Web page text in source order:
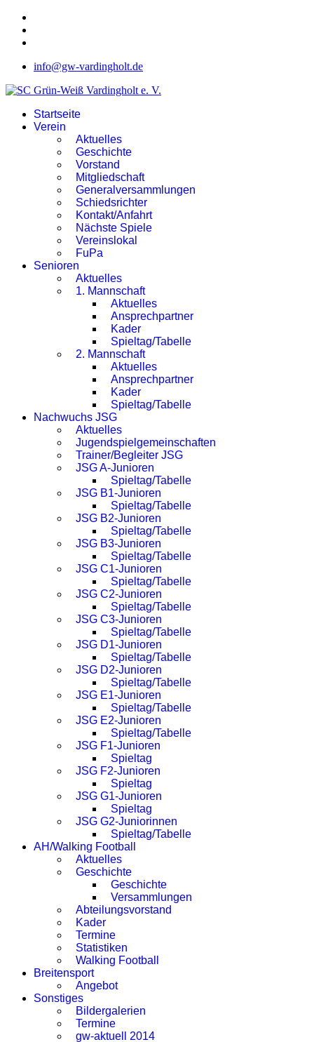
info@gw-vardingholt.de
Startseite
Verein
Aktuelles
Geschichte
Vorstand
Mitgliedschaft
Generalversammlungen
Schiedsrichter
Kontakt/Anfahrt
Nächste Spiele
Vereinslokal
FuPa
Senioren
Aktuelles
1. Mannschaft
Aktuelles
Ansprechpartner
Kader
Spieltag/Tabelle
2. Mannschaft
Aktuelles
Ansprechpartner
Kader
Spieltag/Tabelle
Nachwuchs JSG
Aktuelles
Jugendspielgemeinschaften
Trainer/Begleiter JSG
JSG A-Junioren
Spieltag/Tabelle
JSG B1-Junioren
Spieltag/Tabelle
JSG B2-Junioren
Spieltag/Tabelle
JSG B3-Junioren
Spieltag/Tabelle
JSG C1-Junioren
Spieltag/Tabelle
JSG C2-Junioren
Spieltag/Tabelle
JSG C3-Junioren
Spieltag/Tabelle
JSG D1-Junioren
Spieltag/Tabelle
JSG D2-Junioren
Spieltag/Tabelle
JSG E1-Junioren
Spieltag/Tabelle
JSG E2-Junioren
Spieltag/Tabelle
JSG F1-Junioren
Spieltag
JSG F2-Junioren
Spieltag
JSG G1-Junioren
Spieltag
JSG G2-Juniorinnen
Spieltag/Tabelle
AH/Walking Football
Aktuelles
Geschichte
Geschichte
Versammlungen
Abteilungsvorstand
Kader
Termine
Statistiken
Walking Football
Breitensport
Angebot
Sonstiges
Bildergalerien
Termine
gw-aktuell 2014